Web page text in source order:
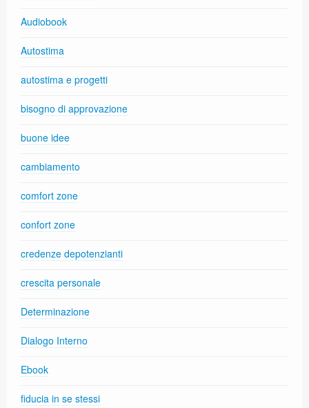
Audiobook
Autostima
autostima e progetti
bisogno di approvazione
buone idee
cambiamento
comfort zone
confort zone
credenze depotenzianti
crescita personale
Determinazione
Dialogo Interno
Ebook
fiducia in se stessi